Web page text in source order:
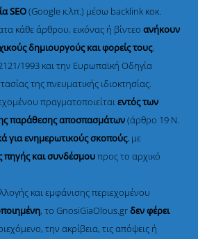
SEO(Google κ.λπ.) μέσω backlink κοκ.
κάθε άρθρου, εικόνας ή βίντεοανήκουν
δημιουργούς και φορείς τους,
1993 και την Ευρωπαϊκή Οδηγία
της πνευματικής ιδιοκτησίας.
πραγματοποιείταιεντός των
παράθεσης αποσπασμάτων(άρθρο 19 Ν.
για ενημερωτικούς σκοπούς, με
πηγής και συνδέσμουπρος το αρχικό
και εμφάνισης περιεχομένου
, το GnosiGiaOlous.grδεν φέρει
την ακρίβεια, τις απόψεις ή